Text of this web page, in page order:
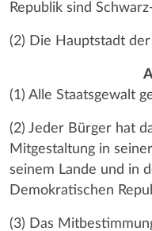
Republik sind
(2) Die Hauptstadt
(1) Alle Staatsgewalt
(2) Jeder Bürger hat
Mitgestaltung in
seinem Lande und in
Demokratischen
(3) Das